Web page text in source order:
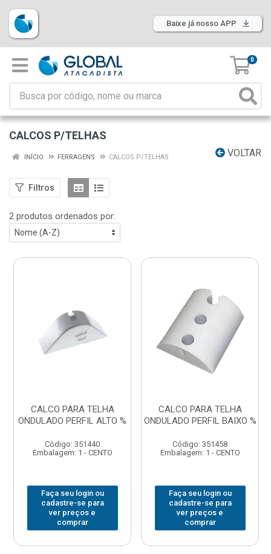
Baixe já nosso APP
0
CALCOS P/TELHAS
VOLTAR
INÍCIO FERRAGENS CALCOS P/TELHAS
Filtros
2 produtos ordenados por:
CALCO PARA TELHA
ONDULADO PERFIL ALTO %
Código: 351440
Embalagem: 1 - CENTO
Faça seu login ou
cadastre-se para
ver preços e
comprar
CALCO PARA TELHA
ONDULADO PERFIL BAIXO %
Código: 351458
Embalagem: 1 - CENTO
Faça seu login ou
cadastre-se para
ver preços e
comprar